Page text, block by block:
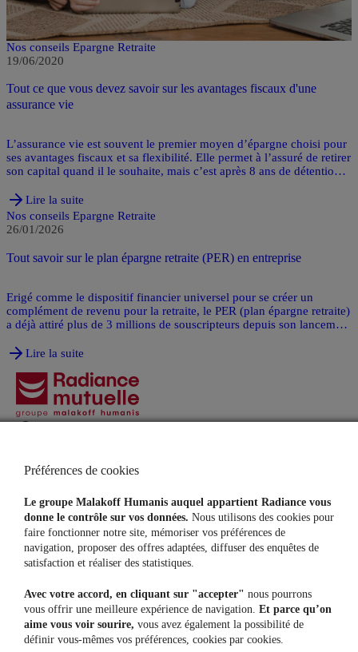
Nos conseils Epargne Retraite
19/06/2020
Tout ce que vous devez savoir sur les avantages fiscaux d'une
assurance vie
L’assurance vie est souvent le premier moyen d’épargne choisi pour
ses avantages fiscaux et sa flexibilité. Elle permet à l’assuré de retirer
son capital quand il le souhaite, mais c’est après 8 ans de détention
sous certaines conditions. Dans cet article, nous vous expliquons
comment fonctionne l’imposition des plus-values en cas de rachat, et
nous vous présentons les avantages fiscaux d’une assurance vie afin
Lire la suite
Nos conseils Epargne Retraite
26/01/2026
Tout savoir sur le plan épargne retraite (PER) en entreprise
Erigé comme le dispositif financier universel pour se créer un
complément de revenu pour la retraite, le PER (plan épargne retraite)
a déjà attiré plus de 3 millions de souscripteurs depuis son lancement
continuent d’alimenter l’actualité économique, l’épargne retraite
Quels en sont les avantages pour les salariés et l’entreprise ?
Comment mettre en place un PER en entreprise ? Tout ce qu’il faut
savoir sur ce dispositif.
Lire la suite
Assurance Auto
Assurance Habitation
Mutuelle Santé
Prévoyance
Protection Juridique
Assurance Sports Loisirs
Mutuelle Santé Pro
Prévoyance Pro
Épargne Retraite Pro
Entreprises
Mutuelle Santé collective
Prévoyance Entreprise
Nous découvrir
Notre raison d'être
Notre gouvernance
Préférences de cookies
Le groupe Malakoff Humanis auquel appartient Radiance vous
donne le contrôle sur vos données. Nous utilisons des cookies pour
faire fonctionner notre site, mémoriser vos préférences de
navigation, proposer des offres adaptées, diffuser des enquêtes de
satisfaction et réaliser des statistiques.
Avec votre accord, en cliquant sur "accepter" nous pourrons
vous offrir une meilleure expérience de navigation. Et parce qu’on
aime vous voir sourire, vous avez également la possibilité de
définir vous-mêmes vos préférences, cookies par cookies.